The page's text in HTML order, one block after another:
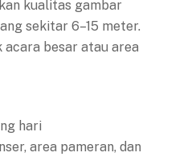
kualitas gambar
sekitar 6–15 meter.
acara besar atau area
hari
area pameran, dan